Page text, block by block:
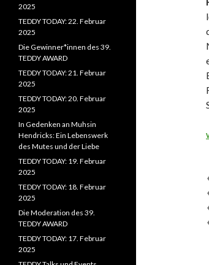
2025
TEDDY TODAY: 22. Februar
2025
Die Gewinner*innen des 39.
TEDDY AWARD
TEDDY TODAY: 21. Februar
2025
TEDDY TODAY: 20. Februar
2025
In Gedenken an Muhsin
Hendricks: Ein Lebenswerk
des Mutes und der Liebe
TEDDY TODAY: 19. Februar
2025
TEDDY TODAY: 18. Februar
2025
Die Moderation des 39.
TEDDY AWARD
TEDDY TODAY: 17. Februar
2025